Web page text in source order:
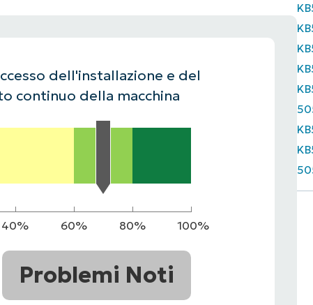
dell'installazione e del
continuo della macchina
40% 60% 80% 100%
Problemi Noti